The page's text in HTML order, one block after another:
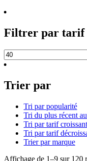
Filtrer par tarif
Prix
min
Trier par
Tri par popularité
Tri du plus récent
Tri par tarif croissant
Tri par tarif
Trier par marque
Affichage de 1–9 sur 120